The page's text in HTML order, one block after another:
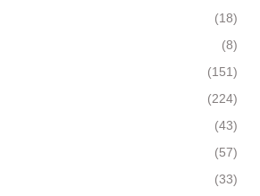
(18)
(8)
(151)
(224)
(43)
(57)
(33)